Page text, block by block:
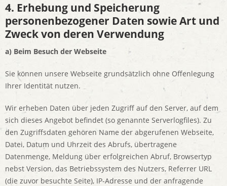
4. Erhebung und Speicherung
personenbezogener Daten sowie Art und
Zweck von deren Verwendung
a) Beim Besuch der Webseite
Sie können unsere Webseite grundsätzlich ohne Offenlegung
Ihrer Identität nutzen.
Wir erheben Daten über jeden Zugriff auf den Server, auf dem
sich dieses Angebot befindet (so genannte Serverlogfiles). Zu
den Zugriffsdaten gehören Name der abgerufenen Webseite,
Datei, Datum und Uhrzeit des Abrufs, übertragene
Datenmenge, Meldung über erfolgreichen Abruf, Browsertyp
nebst Version, das Betriebssystem des Nutzers, Referrer URL
(die zuvor besuchte Seite), IP-Adresse und der anfragende